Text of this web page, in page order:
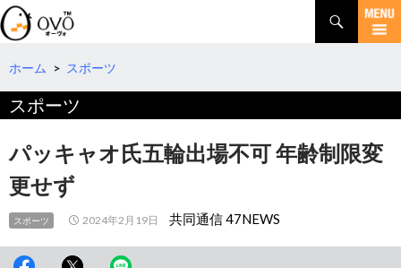
検
索
コ
テ
へ
動
ホーム > スポーツ
スポーツ
パッキャオ氏五輪出場不可 年齢制限変
更せず
スポーツ 2024年2月19日 共同通信 47NEWS